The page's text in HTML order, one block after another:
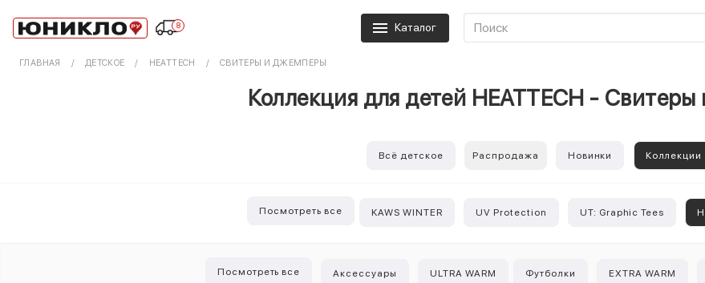
8 Каталог
ГЛАВНАЯ ДЕТСКОЕ HEATTECH СВИТЕРЫ И ДЖЕМПЕРЫ
Коллекция для детей HEATTECH -
Всё детское Распродажа Новинки Коллекции
Посмотреть все KAWS WINTER UV Protection UT: Graphic Tees
Посмотреть все Аксессуары ULTRA WARM Футболки EXTRA WARM